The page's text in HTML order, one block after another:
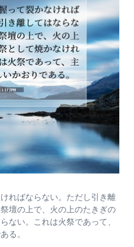
ればならない。ただし引き離
壇の上で、火の上のたきぎの
ない。これは火祭であって、
る。